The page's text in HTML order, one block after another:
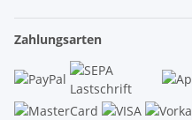
Zahlungsarten